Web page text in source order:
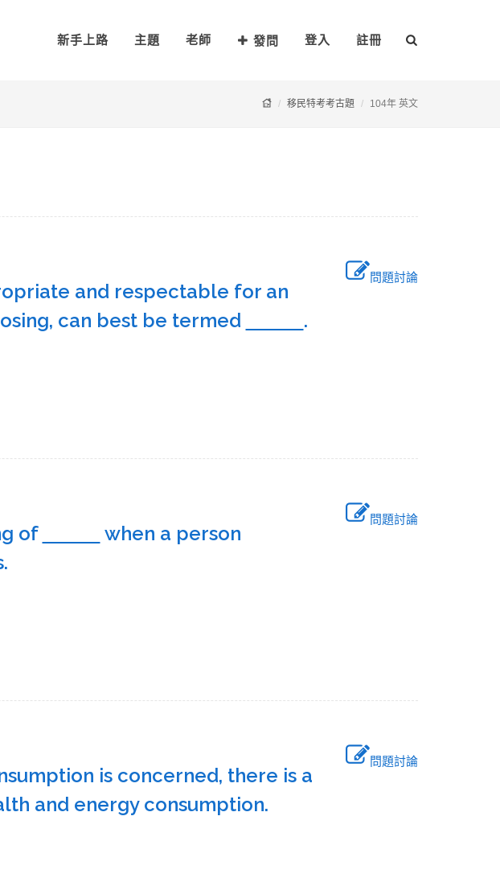
新手上路 主題 老師 發問 登入 註冊
移民特考考古題 104年 英文
問題討論
and respectable for an
can best be termed
.
問題討論
of
when a person
問題討論
is concerned, there is a
and energy consumption.